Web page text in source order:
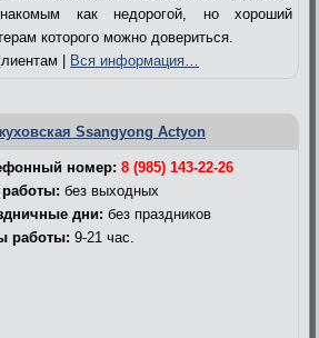
как недорогой, но хороший
которого можно довериться.
| Вся информация…
Ssangyong Actyon
номер: 8 (985) 143-22-26
без выходных
дни: без праздников
работы: 9-21 час.